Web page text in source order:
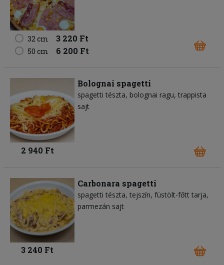
32 cm 3 220 Ft
50 cm 6 200 Ft
Bolognai spagetti
spagetti tészta bolognai ragu trappista
sajt
2 940 Ft
Carbonara spagetti
spagetti tészta tejszín füstölt-főtt tarja
parmezán sajt
3 240 Ft